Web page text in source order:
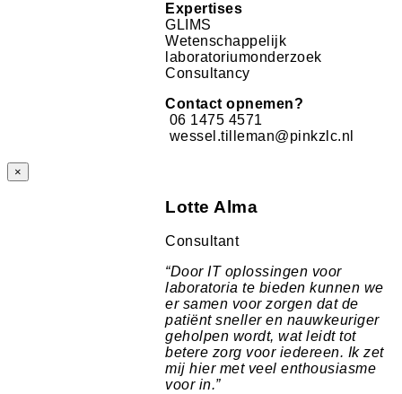
Expertises
GLIMS
Wetenschappelijk
laboratoriumonderzoek
Consultancy
Contact opnemen?
06 1475 4571
wessel.tilleman@pinkzlc.nl
×
Lotte Alma
Consultant
“Door IT oplossingen voor
laboratoria te bieden kunnen we
er samen voor zorgen dat de
patiënt sneller en nauwkeuriger
geholpen wordt, wat leidt tot
betere zorg voor iedereen. Ik zet
mij hier met veel enthousiasme
voor in.”